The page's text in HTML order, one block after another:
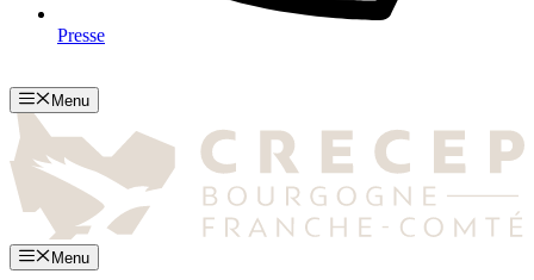
Presse
Menu
Menu